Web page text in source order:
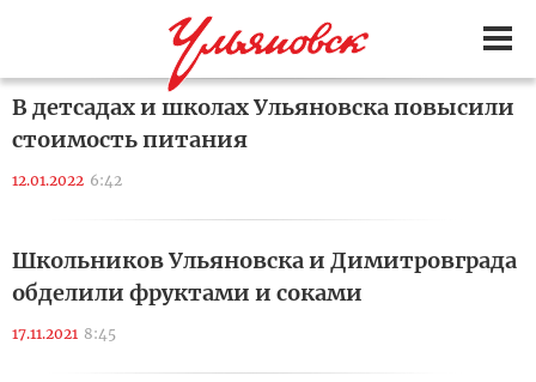
В детсадах и школах Ульяновска повысили
стоимость питания
12.01.2022 6:42
Школьников Ульяновска и Димитровграда
обделили фруктами и соками
17.11.2021 8:45